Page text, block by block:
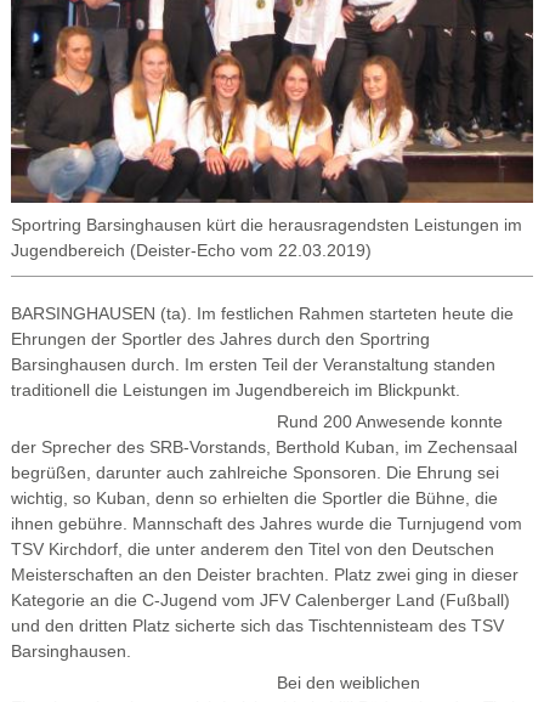
Sportring Barsinghausen kürt die herausragendsten Leistungen im
Jugendbereich (Deister-Echo vom 22.03.2019)
BARSINGHAUSEN (ta). Im festlichen Rahmen starteten heute die
Ehrungen der Sportler des Jahres durch den Sportring
Barsinghausen durch. Im ersten Teil der Veranstaltung standen
traditionell die Leistungen im Jugendbereich im Blickpunkt.
Rund 200 Anwesende konnte
der Sprecher des SRB-Vorstands, Berthold Kuban, im Zechensaal
begrüßen, darunter auch zahlreiche Sponsoren. Die Ehrung sei
wichtig, so Kuban, denn so erhielten die Sportler die Bühne, die
ihnen gebühre. Mannschaft des Jahres wurde die Turnjugend vom
TSV Kirchdorf, die unter anderem den Titel von den Deutschen
Meisterschaften an den Deister brachten. Platz zwei ging in dieser
Kategorie an die C-Jugend vom JFV Calenberger Land (Fußball)
und den dritten Platz sicherte sich das Tischtennisteam des TSV
Barsinghausen.
Bei den weiblichen